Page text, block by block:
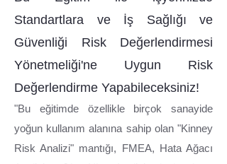
Standartlara ve İş Sağlığı ve
Güvenliği Risk Değerlendirmesi
Yönetmeliği'ne Uygun Risk
Değerlendirme Yapabileceksiniz!
"Bu eğitimde özellikle birçok sanayide
yoğun kullanım alanına sahip olan "Kinney
Risk Analizi" mantığı, FMEA, Hata Ağacı